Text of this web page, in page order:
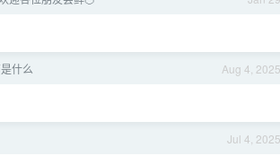
Aug 4, 2025
什么
Jul 4, 2025